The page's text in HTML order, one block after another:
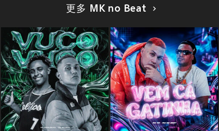
更多 MK no Beat